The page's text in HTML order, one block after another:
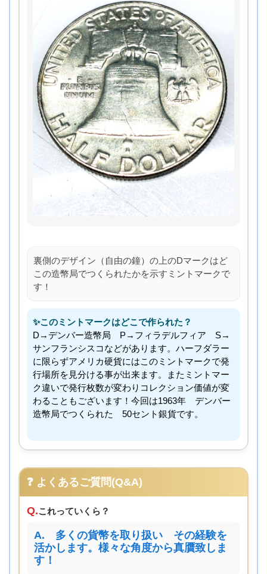
裏側のデザイン（自由の鐘）の上のDマークはど
この造幣局でつくられたかを示すミントマークで
す！
✨このミントマークはどこで作られた？
D→デンバー造幣局 P→フィラデルフィア S→
サンフランシスコなどがあります。ハーフダラー
に限らずアメリカ硬貨にはこのミントマークで発
行場所を見分ける事が出来ます。またミントマー
ク違いで発行枚数が変わりコレクション価値が変
わることもございます！今回は1963年 デンバー
造幣局でつくられた 50セント銀貨です。
❓ よくあるご質問(Q&A)
Q.これっていくら？
A. 多くの貨幣を取り扱い その経験を
活かします。様々な角度から真贋致しま
す！